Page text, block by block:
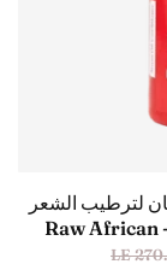
لترطيب الشعر
LE